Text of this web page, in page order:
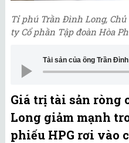
Tỉ phú Trần Đình Long,
ty Cổ phần Tập đoàn Hòa
Tài sản của ông Trần
Giá trị tài sản ròng
Long giảm mạnh
phiếu HPG rơi vào